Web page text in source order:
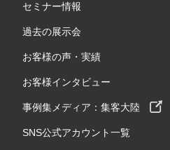
セミナー情報
過去の展示会
お客様の声・実績
お客様インタビュー
事例集メディア：集客大陸
SNS公式アカウント一覧